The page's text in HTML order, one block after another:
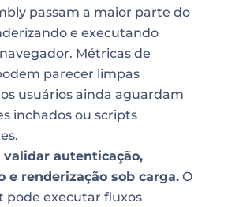
passam a maior parte do
e executando
Métricas de
parecer limpas
usuários ainda aguardam
inchados ou scripts
validar autenticação,
e renderização sob carga.O
pode executar fluxos